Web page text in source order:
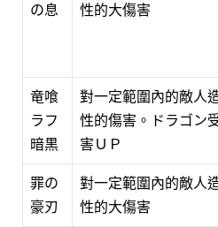
の息
性的大傷害
竜喰
ラフ
暗黒
對一定範圍內的敵人
性的傷害。ドラゴン
害ＵＰ
罪の
豪刃
對一定範圍內的敵人
性的大傷害